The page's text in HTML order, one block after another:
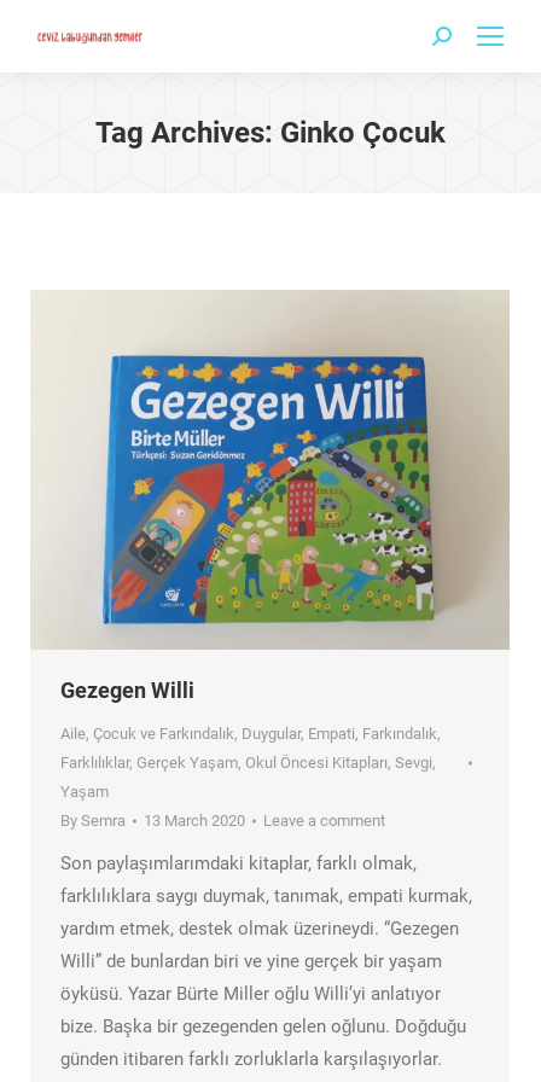
Search:
Tag Archives: Ginko Çocuk
Gezegen Willi
Aile, Çocuk ve Farkındalık, Duygular, Empati, Farkındalık,
Farklılıklar, Gerçek Yaşam, Okul Öncesi Kitapları, Sevgi,
Yaşam
By Semra 13 March 2020 Leave a comment
Son paylaşımlarımdaki kitaplar, farklı olmak,
farklılıklara saygı duymak, tanımak, empati kurmak,
yardım etmek, destek olmak üzerineydi. “Gezegen
Willi” de bunlardan biri ve yine gerçek bir yaşam
öyküsü. Yazar Bürte Miller oğlu Willi’yi anlatıyor
bize. Başka bir gezegenden gelen oğlunu. Doğduğu
günden itibaren farklı zorluklarla karşılaşıyorlar.